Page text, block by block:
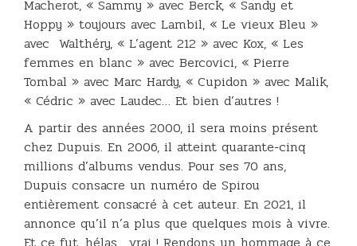
Macherot, « Sammy » avec Berck, « Sandy et
Hoppy » toujours avec Lambil, « Le vieux Bleu »
avec Walthéry, « L’agent 212 » avec Kox, « Les
femmes en blanc » avec Bercovici, « Pierre
Tombal » avec Marc Hardy, « Cupidon » avec Malik,
« Cédric » avec Laudec… Et bien d’autres !
A partir des années 2000, il sera moins présent
chez Dupuis. En 2006, il atteint quarante-cinq
millions d’albums vendus. Pour ses 70 ans,
Dupuis consacre un numéro de Spirou
entièrement consacré à cet auteur. En 2021, il
annonce qu’il n’a plus que quelques mois à vivre.